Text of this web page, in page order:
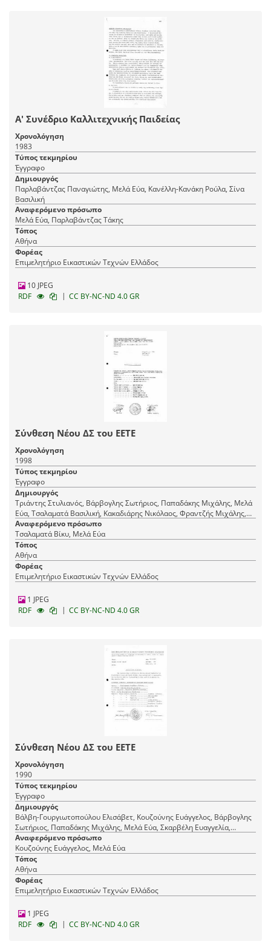
Α' Συνέδριο Καλλιτεχνικής Παιδείας
Χρονολόγηση
1983
Τύπος τεκμηρίου
Έγγραφο
Δημιουργός
Παρλαβάντζας Παναγιώτης, Μελά Εύα, Κανέλλη-Κανάκη Ρούλα, Σίνα
Βασιλική
Αναφερόμενο πρόσωπο
Μελά Εύα, Παρλαβάντζας Τάκης
Τόπος
Αθήνα
Φορέας
Επιμελητήριο Εικαστικών Τεχνών Ελλάδος
10 JPEG
RDF
| CC BY-NC-ND 4.0 GR
Σύνθεση Νέου ΔΣ του ΕΕΤΕ
Χρονολόγηση
1998
Τύπος τεκμηρίου
Έγγραφο
Δημιουργός
Τριάντης Στυλιανός, Βάρβογλης Σωτήριος, Παπαδάκης Μιχάλης, Μελά
Εύα, Τσαλαματά Βασιλική, Κακαδιάρης Νικόλαος, Φραντζής Μιχάλης,
Μενδρινού ΄Αννα, Ρόθος Κωνσταντίνος, Σοφρά-Μαλλιάρου Βασιλική
Αναφερόμενο πρόσωπο
Τσαλαματά Βίκυ, Μελά Εύα
Τόπος
Αθήνα
Φορέας
Επιμελητήριο Εικαστικών Τεχνών Ελλάδος
1 JPEG
RDF
| CC BY-NC-ND 4.0 GR
Σύνθεση Νέου ΔΣ του ΕΕΤΕ
Χρονολόγηση
1990
Τύπος τεκμηρίου
Έγγραφο
Δημιουργός
Βάλβη-Γουργιωτοπούλου Ελισάβετ, Κουζούνης Ευάγγελος, Βάρβογλης
Σωτήριος, Παπαδάκης Μιχάλης, Μελά Εύα, Σκαρβέλη Ευαγγελία,
Παπαϊωάννου Ελένη (Λιάνα), Λιάκος Ανάργυρος, Γουρζής Ιωάννης,
Δαραδήμος Χαράλαμπος
Αναφερόμενο πρόσωπο
Κουζούνης Ευάγγελος, Μελά Εύα
Τόπος
Αθήνα
Φορέας
Επιμελητήριο Εικαστικών Τεχνών Ελλάδος
1 JPEG
RDF
| CC BY-NC-ND 4.0 GR